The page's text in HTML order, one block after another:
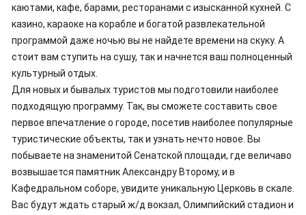
каютами, кафе, барами, ресторанами с изысканной кухней. С
казино, караоке на корабле и богатой развлекательной
программой даже ночью вы не найдете времени на скуку. А
стоит вам ступить на сушу, так и начнется ваш полноценный
культурный отдых.
Для новых и бывалых туристов мы подготовили наиболее
подходящую программу. Так, вы сможете составить свое
первое впечатление о городе, посетив наиболее популярные
туристические объекты, так и узнать нечто новое. Вы
побываете на знаменитой Сенатской площади, где величаво
возвышается памятник Александру Второму, и в
Кафедральном соборе, увидите уникальную Церковь в скале.
Вас будут ждать старый ж/д вокзал, Олимпийский стадион и